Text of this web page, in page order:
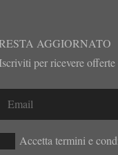
AGGIORNATO
per ricevere
Accetta termini e